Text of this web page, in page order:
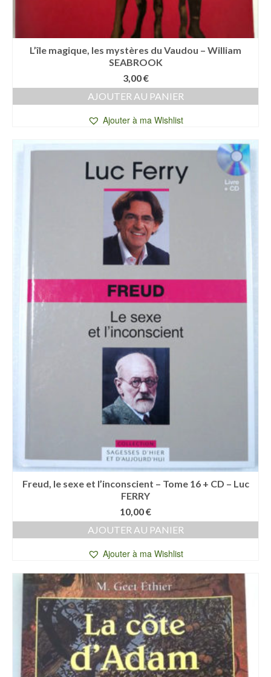
L’île magique, les mystères du Vaudou – William
SEABROOK
3,00€
AJOUTER AU PANIER
Ajouter à ma Wishlist
Freud, le sexe et l’inconscient – Tome 16 + CD – Luc
FERRY
10,00€
AJOUTER AU PANIER
Ajouter à ma Wishlist